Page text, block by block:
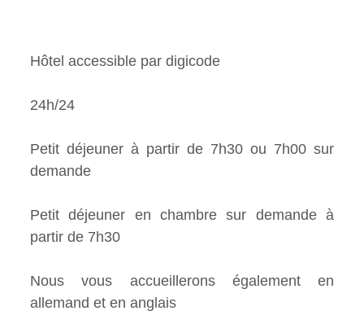
Hôtel accessible par digicode
24h/24
Petit déjeuner à partir de 7h30 ou 7h00 sur
demande
Petit déjeuner en chambre sur demande à
partir de 7h30
Nous vous accueillerons également en
allemand et en anglais